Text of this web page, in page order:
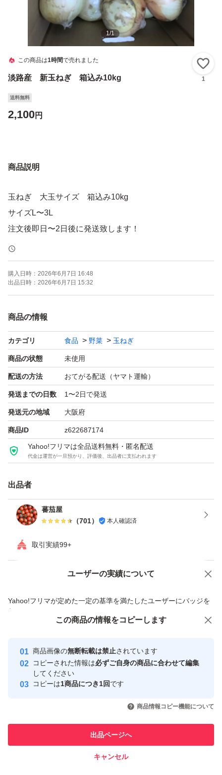
1/1
この商品は1時間で売れました
淡路産 新玉ねぎ 箱込み10kg 1
送料無料
2,100円
商品説明
玉ねぎ 大玉サイズ 箱込み10kg
サイズL〜3L
注文後即日〜2日後に発送致します！
購入日時： 2026年6月7日 16:48
出品日時： 2026年6月7日 15:32
商品の情報
カテゴリ 食品 野菜 玉ねぎ
商品の状態 未使用
配送の方法 おてがる配送（ヤマト運輸）
発送までの日数 1〜2日で発送
発送元の地域 大阪府
商品ID z622687174
Yahoo!フリマは全品送料無料・匿名配送
代金は運営が一旦預かり、評価後、出品者に支払われます
出品者
蕃茄屋
（701） 本人確認済
取引実績99+
ユーザーの実績について
Yahoo!フリマが定めた一定の基準を満たしたユーザーにバッジを
付与しています
安心取引出品者
心・安全なユーザーです
取引実績
引を完了させた実績があります
での取引実績があります
価格の相談 商品への質問
この商品の情報をコピーします
商品画像の無断転載は禁止されています
コピーされた情報は必ずご自身の商品に合わせて編集
してください
コピーは1商品につき1回です
商品情報コピー機能について
出品ページへ
キャンセル
この商品をみている人にオススメ